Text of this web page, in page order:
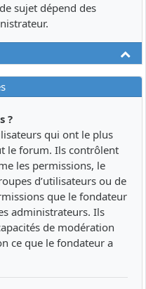
sujet dépend des
?
qui ont le plus
le forum. Ils contrôlent
les permissions, le
d’utilisateurs ou de
que le fondateur
administrateurs. Ils
de modération
ce que le fondateur a